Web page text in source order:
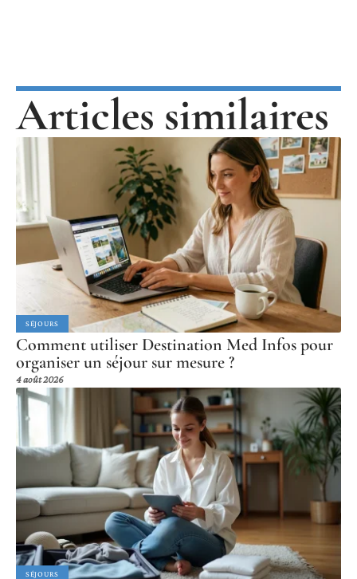
Articles similaires
SÉJOURS
Comment utiliser Destination Med Infos pour
organiser un séjour sur mesure ?
4 août 2026
SÉJOURS